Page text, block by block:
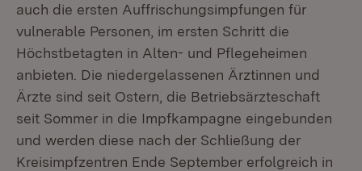
auch die ersten Auffrischungsimpfungen für
vulnerable Personen, im ersten Schritt die
Höchstbetagten in Alten- und Pflegeheimen
anbieten. Die niedergelassenen Ärztinnen und
Ärzte sind seit Ostern, die Betriebsärzteschaft
seit Sommer in die Impfkampagne eingebunden
und werden diese nach der Schließung der
Kreisimpfzentren Ende September erfolgreich in